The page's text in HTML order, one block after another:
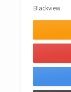
Blackview